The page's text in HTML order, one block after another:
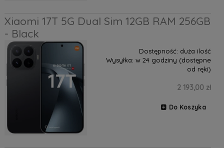
Xiaomi 17T 5G Dual Sim 12GB RAM 256GB
- Black
Dostępność: duża ilość
Wysyłka: w 24 godziny (dostępne
od ręki)
2 193,00 zł
Do Koszyka